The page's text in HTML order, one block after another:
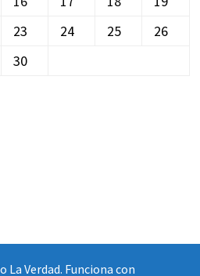
23 24 25
26
30
La Verdad. Funciona con